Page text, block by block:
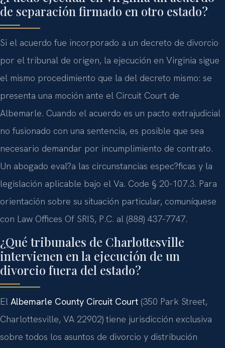
de separación firmado en otro estado?
Si el acuerdo fue incorporado a un decreto de divorcio
por el tribunal de origen, la ejecución en Virginia sigue
el mismo procedimiento que la del decreto mismo: se
presenta una moción ante el Circuit Court de
Albemarle. Cuando el acuerdo es un pacto extrajudicial
no fusionado con una sentencia, es posible que sea
necesario demandar por incumplimiento de contrato.
Un abogado eval?a las circunstancias espec?ficas y la
legislación aplicable bajo el Va. Code § 20-107.3. Para
orientación sobre su situación particular, comuníquese
con Law Offices Of SRIS, P.C. al (888) 437-7747.
¿Qué tribunales de Charlottesville
intervienen en la ejecución de un
divorcio fuera del estado?
El Albemarle County Circuit Court (350 Park Street,
Charlottesville, VA 22902) tiene jurisdicción exclusiva
sobre todos los asuntos de divorcio y distribución